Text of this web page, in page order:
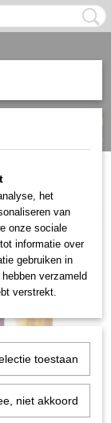
(0)
watercolour
het
van
onze sociale
informatie over
gebruiken in
verzameld
verstrekt.
toestaan
niet akkoord